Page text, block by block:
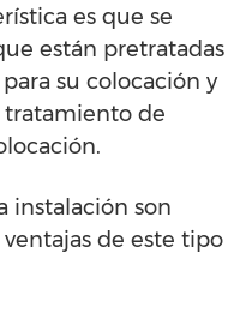
es que se
están pretratadas
su colocación y
de
instalación son
de este tipo